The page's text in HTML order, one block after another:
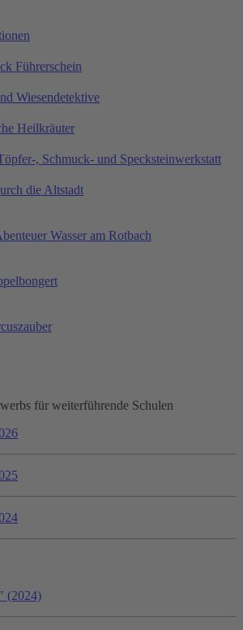
Führerschein
Wiesendetektive
Heilkräuter
, Schmuck- und Specksteinwerkstatt
die Altstadt
Wasser am Rotbach
für weiterführende Schulen
(2024)